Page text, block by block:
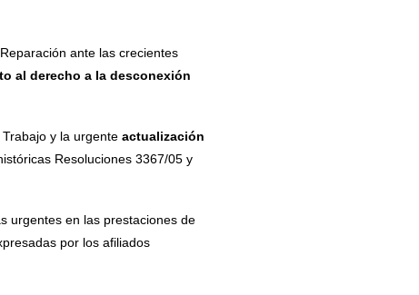
ante las crecientes
al derecho a la desconexión
y la urgente actualización
Resoluciones 3367/05 y
urgentes en las prestaciones de
por los afiliados